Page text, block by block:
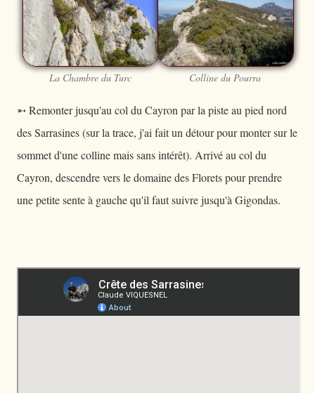
La Chambre du Turc Colline du Pourra
➵ Remonter jusqu'au col du Cayron par la piste au pied nord
des Sarrasines (sur la trace, j'ai fait un détour pour monter sur le
sommet d'une colline mais sans intérêt). Arrivé au col du
Cayron, descendre vers le domaine des Florets pour prendre
une petite sente à gauche qu'il faut suivre jusqu'à Gigondas.